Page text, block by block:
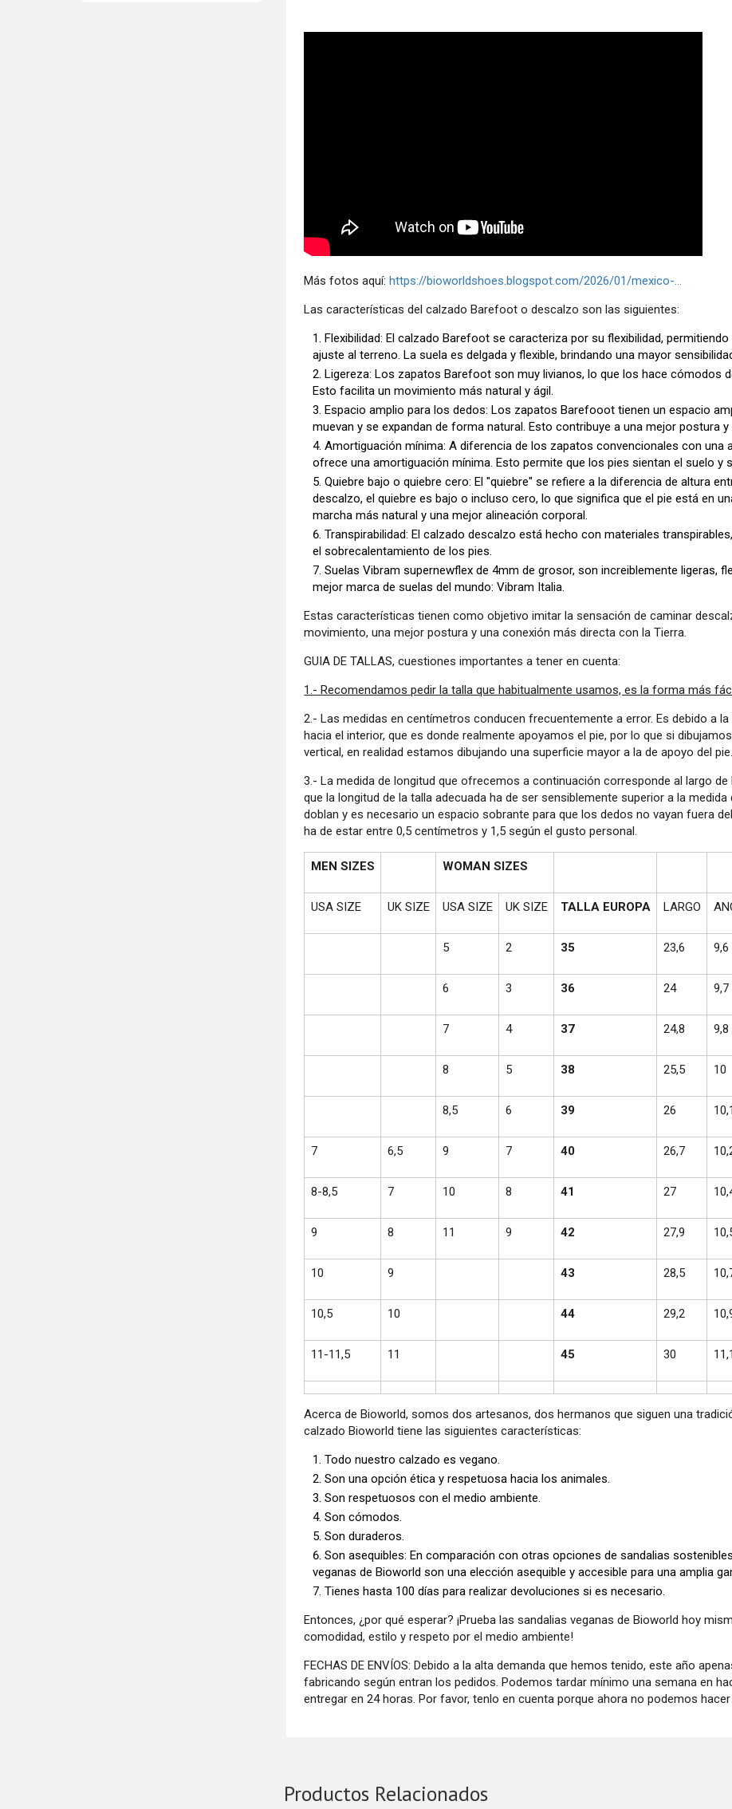
Más fotos aquí:https://bioworldshoes.blogspot.com/2026/01/mexico-...
Las características del calzado Barefoot o descalzo son las siguientes:
Flexibilidad: El calzado Barefoot se caracteriza por su flexibilidad,
ajuste al terreno. La suela es delgada y flexible, brindando una mayor
Ligereza: Los zapatos Barefoot son muy livianos, lo que los hace cómodos
Esto facilita un movimiento más natural y ágil.
Espacio amplio para los dedos: Los zapatos Barefooot tienen un espacio
muevan y se expandan de forma natural. Esto contribuye a una mejor postura
Amortiguación mínima: A diferencia de los zapatos convencionales con una
ofrece una amortiguación mínima. Esto permite que los pies sientan el suelo y
Quiebre bajo o quiebre cero: El "quiebre" se refiere a la diferencia de altura
descalzo, el quiebre es bajo o incluso cero, lo que significa que el pie está en
marcha más natural y una mejor alineación corporal.
Transpirabilidad: El calzado descalzo está hecho con materiales
el sobrecalentamiento de los pies.
Suelas Vibram supernewflex de 4mm de grosor, son increiblemente ligeras,
mejor marca de suelas del mundo: Vibram Italia.
Estas características tienen como objetivo imitar la sensación de caminar
movimiento, una mejor postura y una conexión más directa con la Tierra.
GUIA DE TALLAS, cuestiones importantes a tener en cuenta:
1.- Recomendamos pedir la talla que habitualmente usamos, es la forma más
2.- Las medidas en centímetros conducen frecuentemente a error. Es debido a
hacia el interior, que es donde realmente apoyamos el pie, por lo que si
vertical, en realidad estamos dibujando una superficie mayor a la de apoyo del pie.
3.- La medida de longitud que ofrecemos a continuación corresponde al largo
que la longitud de la talla adecuada ha de ser sensiblemente superior a la
doblan y es necesario un espacio sobrante para que los dedos no vayan fuera
ha de estar entre 0,5 centímetros y 1,5 según el gusto personal.
MEN SIZES WOMAN SIZES
USA SIZE UK SIZE USA SIZE UK SIZE TALLA EUROPA LARGO
5 2 35 23,6 9,6
6 3 36 24 9,7
7 4 37 24,8 9,8
8 5 38 25,5 10
8,5 6 39 26 10,1
7 6,5 9 7 40 26,7
8-8,5 7 10 8 41 27
9 8 11 9 42 27,9
10 9 43 28,5
10,5 10 44 29,2
11-11,5 11 45 30 11,1
Acerca de Bioworld, somos dos artesanos, dos hermanos que siguen una
calzado Bioworld tiene las siguientes características:
Todo nuestro calzado es vegano.
Son una opción ética y respetuosa hacia los animales.
Son respetuosos con el medio ambiente.
Son cómodos.
Son duraderos.
Son asequibles: En comparación con otras opciones de sandalias
veganas de Bioworld son una elección asequible y accesible para una amplia
Tienes hasta 100 días para realizar devoluciones si es necesario.
Entonces, ¿por qué esperar? ¡Prueba las sandalias veganas de Bioworld hoy
comodidad, estilo y respeto por el medio ambiente!
FECHAS DE ENVÍOS: Debido a la alta demanda que hemos tenido, este año
fabricando según entran los pedidos. Podemos tardar mínimo una semana en
entregar en 24 horas. Por favor, tenlo en cuenta porque ahora no podemos hacer
Productos Relacionados